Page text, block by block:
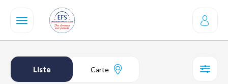
contenu
Liste Carte